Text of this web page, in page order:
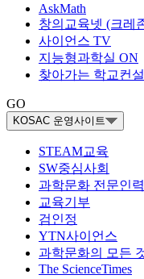
AskMath
창의교육넷 (크레
사이언스 TV
지능형과학실 ON
찾아가는 학교컨
GO
KOSAC 운영사이트
STEAM교육
SW중심사회
과학문화 전문인
교육기부
검인정
YTN사이언스
과학문화의 모든
The ScienceTimes